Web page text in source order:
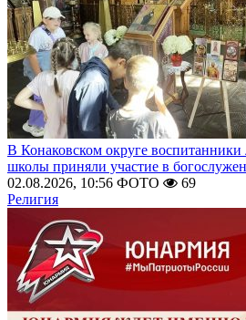
В Конаковском округе воспитанники
школы приняли участие в
02.08.2026, 10:56 ФОТО
69
Религия